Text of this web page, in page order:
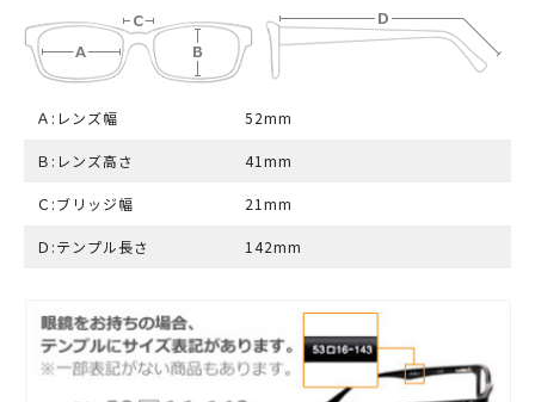
Ａ:レンズ幅 52mm
Ｂ:レンズ高さ 41mm
Ｃ:ブリッジ幅 21mm
Ｄ:テンプル長さ 142mm